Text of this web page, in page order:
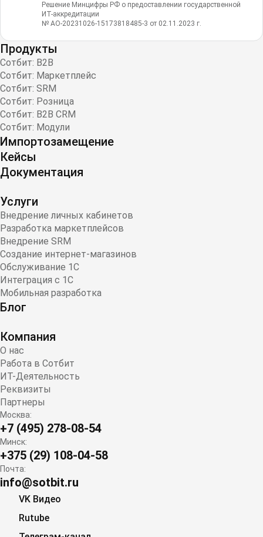
Решение Минцифры РФ о предоставлении государственной
ИТ-аккредитации
№ АО-20231026-15173818485-3 от 02.11.2023 г.
Продукты
Сотбит: B2B
Сотбит: Маркетплейс
Сотбит: SRM
Сотбит: Розница
Сотбит: B2B CRM
Сотбит: Модули
Импортозамещение
Кейсы
Документация
Услуги
Внедрение личных кабинетов
Разработка маркетплейсов
Внедрение SRM
Создание интернет-магазинов
Обслуживание 1С
Интеграция с 1С
Мобильная разработка
Блог
Компания
О нас
Работа в Сотбит
ИТ-Деятельность
Реквизиты
Партнеры
Москва:
+7 (495) 278-08-54
Минск:
+375 (29) 108-04-58
Почта:
info@sotbit.ru
VK Видео
Rutube